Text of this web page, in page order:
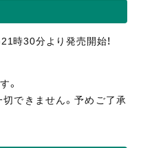
時30分より発売開始！
。
できません。予めご了承